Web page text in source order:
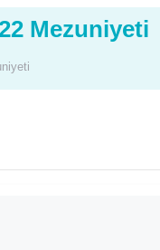
Mezuniyeti